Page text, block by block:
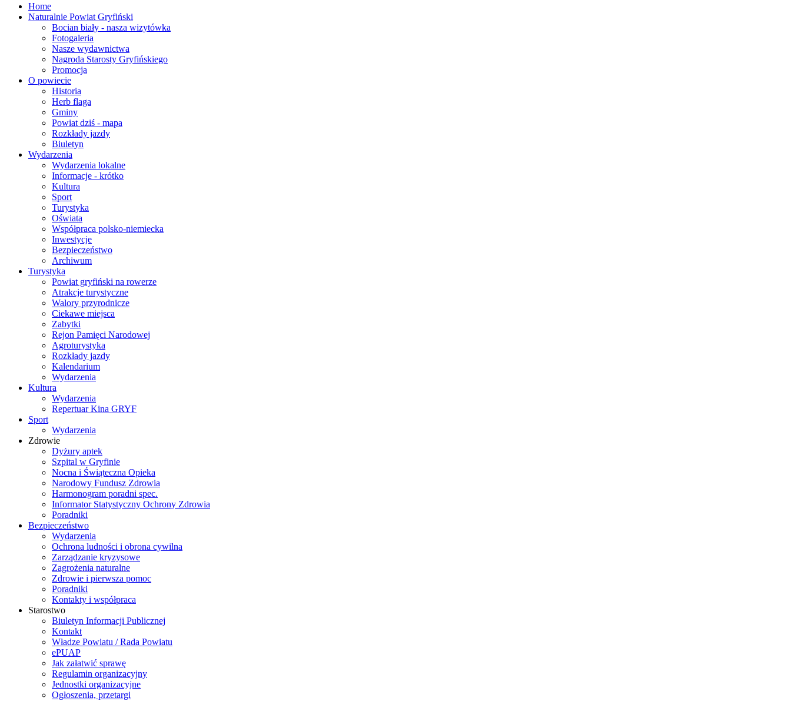
Home
Naturalnie Powiat Gryfiński
Bocian biały - nasza wizytówka
Fotogaleria
Nasze wydawnictwa
Nagroda Starosty Gryfińskiego
Promocja
O powiecie
Historia
Herb flaga
Gminy
Powiat dziś - mapa
Rozkłady jazdy
Biuletyn
Wydarzenia
Wydarzenia lokalne
Informacje - krótko
Kultura
Sport
Turystyka
Oświata
Współpraca polsko-niemiecka
Inwestycje
Bezpieczeństwo
Archiwum
Turystyka
Powiat gryfiński na rowerze
Atrakcje turystyczne
Walory przyrodnicze
Ciekawe miejsca
Zabytki
Rejon Pamięci Narodowej
Agroturystyka
Rozkłady jazdy
Kalendarium
Wydarzenia
Kultura
Wydarzenia
Repertuar Kina GRYF
Sport
Wydarzenia
Zdrowie
Dyżury aptek
Szpital w Gryfinie
Nocna i Świąteczna Opieka
Narodowy Fundusz Zdrowia
Harmonogram poradni spec.
Informator Statystyczny Ochrony Zdrowia
Poradniki
Bezpieczeństwo
Wydarzenia
Ochrona ludności i obrona cywilna
Zarządzanie kryzysowe
Zagrożenia naturalne
Zdrowie i pierwsza pomoc
Poradniki
Kontakty i współpraca
Starostwo
Biuletyn Informacji Publicznej
Kontakt
Władze Powiatu / Rada Powiatu
ePUAP
Jak załatwić sprawę
Regulamin organizacyjny
Jednostki organizacyjne
Ogłoszenia, przetargi